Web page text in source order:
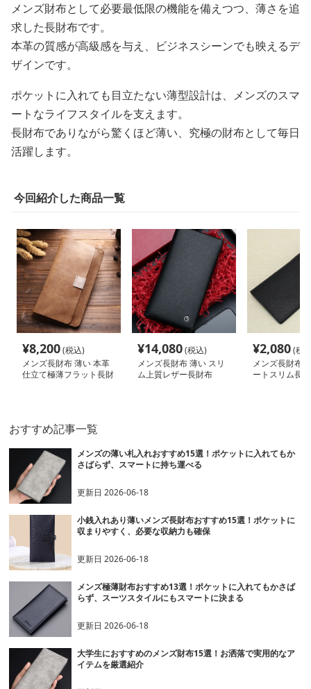
メンズ財布として必要最低限の機能を備えつつ、薄さを追
求した長財布です。
本革の質感が高級感を与え、ビジネスシーンでも映えるデ
ザインです。
ポケットに入れても目立たない薄型設計は、メンズのスマ
ートなライフスタイルを支えます。
長財布でありながら驚くほど薄い、究極の財布として毎日
活躍します。
今回紹介した商品一覧
¥8,200(税込)
メンズ長財布 薄い 本革
仕立て極薄フラット長財
¥14,080(税込)
メンズ長財布 薄い スリ
ム上質レザー長財布
¥2,080(税
メンズ長財布
ートスリム長
おすすめ記事一覧
メンズの薄い札入れおすすめ15選！ポケットに入れてもか
さばらず、スマートに持ち運べる
更新日2026-06-18
小銭入れあり薄いメンズ長財布おすすめ15選！ポケットに
収まりやすく、必要な収納力も確保
更新日2026-06-18
メンズ極薄財布おすすめ13選！ポケットに入れてもかさば
らず、スーツスタイルにもスマートに決まる
更新日2026-06-18
大学生におすすめのメンズ財布15選！お洒落で実用的なア
イテムを厳選紹介